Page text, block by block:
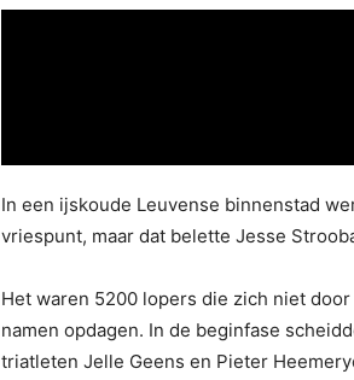
In een ijskoude Leuvense binnenstad
vriespunt, maar dat belette Jesse
Het waren 5200 lopers die zich niet
namen opdagen. In de beginfase
triatleten Jelle Geens en Pieter